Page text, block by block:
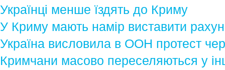
Українці менше їздять до Криму
У Криму мають намір виставити
Україна висловила в ООН протест
Кримчани масово переселяються у